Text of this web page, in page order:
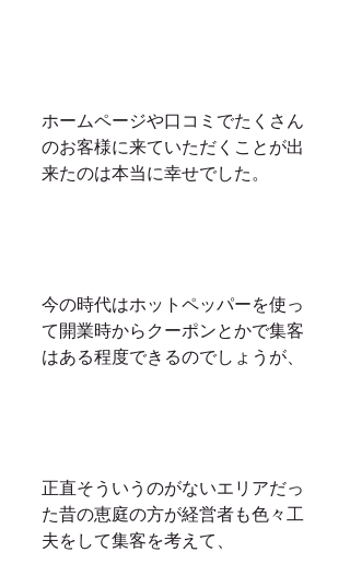
ホームページや口コミでたくさん
のお客様に来ていただくことが出
来たのは本当に幸せでした。
今の時代はホットペッパーを使っ
て開業時からクーポンとかで集客
はある程度できるのでしょうが、
正直そういうのがないエリアだっ
た昔の恵庭の方が経営者も色々工
夫をして集客を考えて、